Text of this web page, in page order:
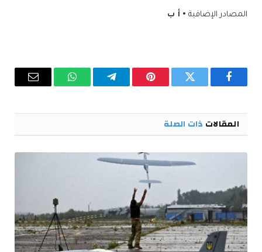
المصادر الإضافية • أ ب
فيسبوك تويتر بينتيريستتيلقرام واتساب البريد
المقالات ذات الصلة